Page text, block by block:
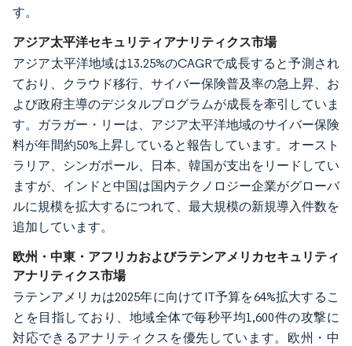
す。
アジア太平洋セキュリティアナリティクス市場
アジア太平洋地域は13.25%のCAGRで成長すると予測され
ており、クラウド移行、サイバー保険普及率の急上昇、お
よび政府主導のデジタルプログラムが成長を牽引していま
す。ガラガー・リーは、アジア太平洋地域のサイバー保険
料が年間約50%上昇していると報告しています。オースト
ラリア、シンガポール、日本、韓国が支出をリードしてい
ますが、インドと中国は国内テクノロジー企業がグローバ
ルに規模を拡大するにつれて、最大規模の新規導入件数を
追加しています。
欧州・中東・アフリカおよびラテンアメリカセキュリティ
アナリティクス市場
ラテンアメリカは2025年に向けてIT予算を64%拡大するこ
とを目指しており、地域全体で毎秒平均1,600件の攻撃に
対応できるアナリティクスを優先しています。欧州・中